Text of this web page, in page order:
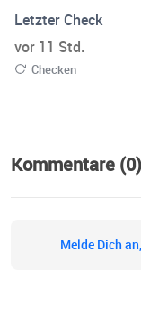
Letzter Check
vor 11 Std.
Checken
Kommentare (0)
Melde Dich